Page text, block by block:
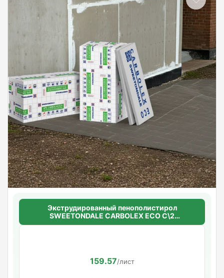
Экструдированный пенополистирол
SWEETONDALE CARBOLEX ECO C\2
(шероховатый) 50мм.*1180мм.*580мм. (5,4752
159.57/лист